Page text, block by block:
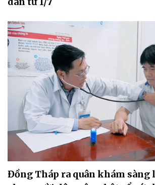
Đồng Tháp ra quân khám sàng